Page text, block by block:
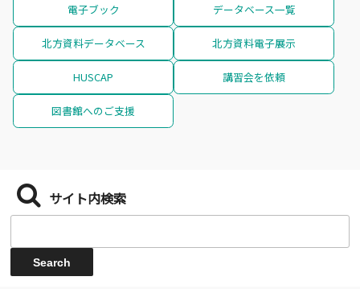
電子ブック データベース一覧
北方資料データベース 北方資料電子展示
HUSCAP 講習会を依頼
図書館へのご支援
サイト内検索